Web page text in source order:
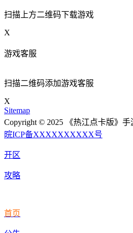
扫描上方二维码下载游戏
X
游戏客服
扫描二维码添加游戏客服
X
Sitemap
Copyright © 2025 《热江点卡版》
晥ICP备XXXXXXXXXX号
开区
攻略
首页